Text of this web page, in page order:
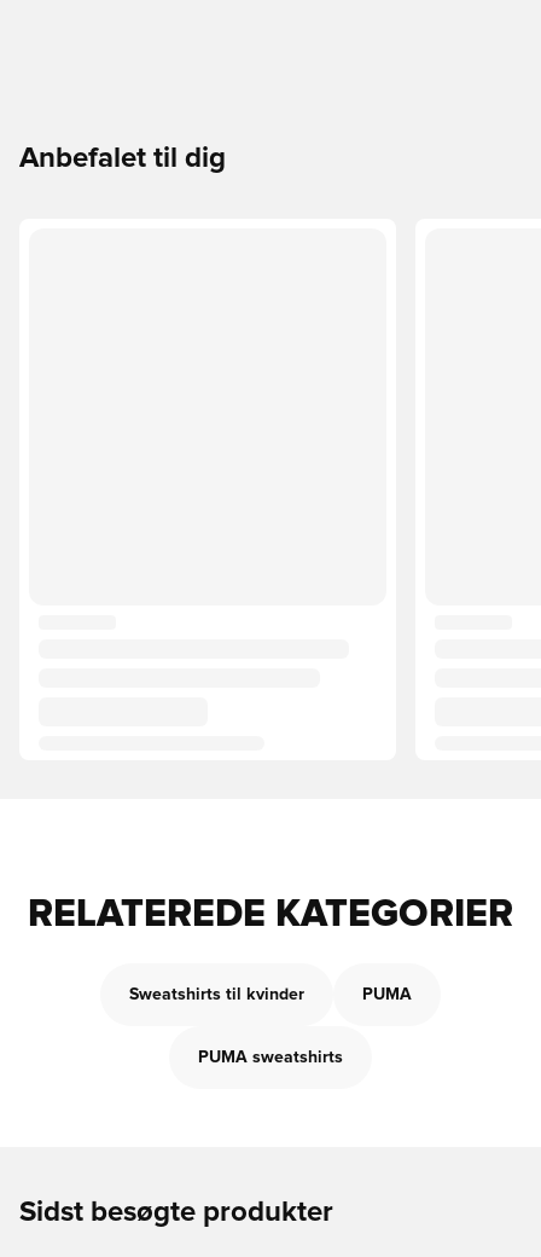
Anbefalet til dig
RELATEREDE KATEGORIER
Sweatshirts til kvinder PUMA
PUMA sweatshirts
Sidst besøgte produkter